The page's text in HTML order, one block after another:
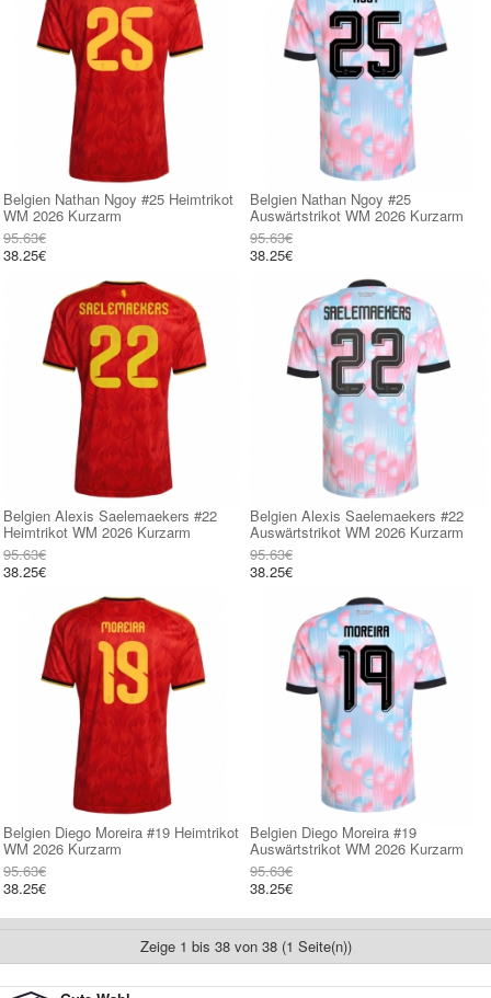
Belgien Nathan Ngoy #25 Heimtrikot
WM 2026 Kurzarm
95.63€
38.25€
Belgien Nathan Ngoy #25
Auswärtstrikot WM 2026 Kurzarm
95.63€
38.25€
Belgien Alexis Saelemaekers #22
Heimtrikot WM 2026 Kurzarm
95.63€
38.25€
Belgien Alexis Saelemaekers #22
Auswärtstrikot WM 2026 Kurzarm
95.63€
38.25€
Belgien Diego Moreira #19 Heimtrikot
WM 2026 Kurzarm
95.63€
38.25€
Belgien Diego Moreira #19
Auswärtstrikot WM 2026 Kurzarm
95.63€
38.25€
Zeige 1 bis 38 von 38 (1 Seite(n))